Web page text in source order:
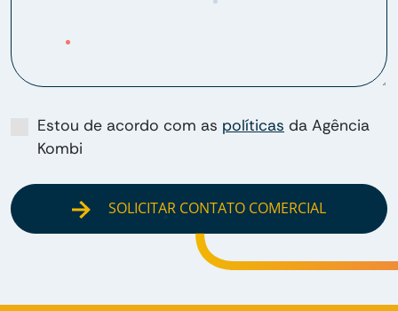
Estou de acordo com as políticas da Agência
Kombi
SOLICITAR CONTATO COMERCIAL